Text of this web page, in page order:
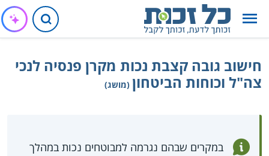
חישוב גובה קצבת נכות מקרן פנסיה לנכי
צה"ל וכוחות הביטחון (מושג)
במקרים שבהם נגרמה למבוטחים נכות במהלך